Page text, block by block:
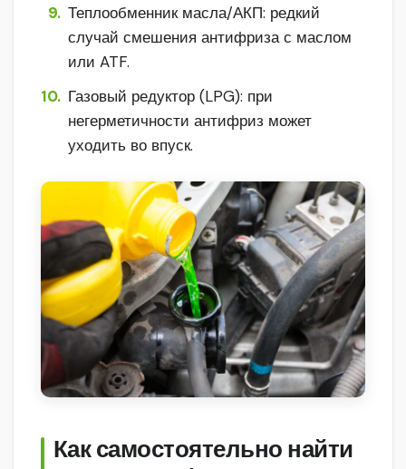
Теплообменник масла/АКП: редкий
случай смешения антифриза с маслом
или ATF.
Газовый редуктор (LPG): при
негерметичности антифриз может
уходить во впуск.
Как самостоятельно найти